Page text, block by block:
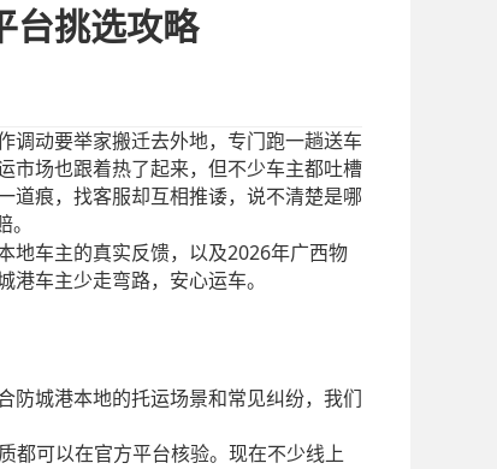
台挑选攻略
调动要举家搬迁去外地，专门跑一趟送车
市场也跟着热了起来，但不少车主都吐槽
道痕，找客服却互相推诿，说不清楚是哪
。
地车主的真实反馈，以及2026年广西物
车主少走弯路，安心运车。
城港本地的托运场景和常见纠纷，我们
都可以在官方平台核验。现在不少线上